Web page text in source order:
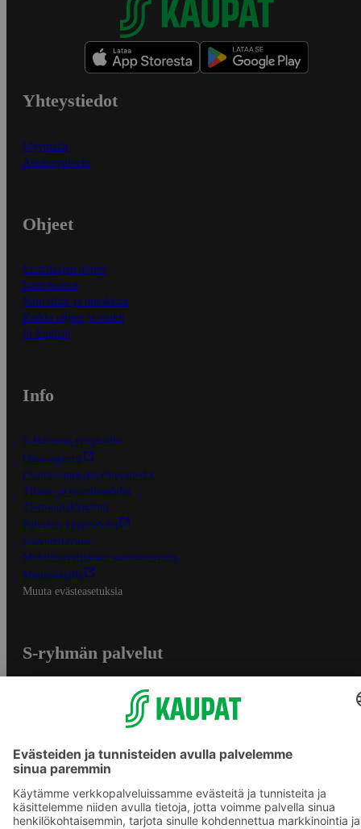
Yhteystiedot
Myymälät
Asiakaspalvelu
Ohjeet
Ensitilaajan ohjeet
Näin maksat
Näin tilaat ja muokkaat
Kaikki ohjeet ja vinkit
In English
Info
S-Business yrityksille
Oiva-raportit
Osuuskauppojen yhteystiedot
Tilaus- ja toimitusehdot
Tietosuojakäytäntö
Palvelun käyttöehdot
Saavutettavuus
Mobiilisovelluksen saavutettavuus
Mainostajalle
Muuta evästeasetuksia
S-ryhmän palvelut
S-ostoslista -sovellus
Prisma.fi
Sokos.fi
S-Pankki
Yhteishyvä